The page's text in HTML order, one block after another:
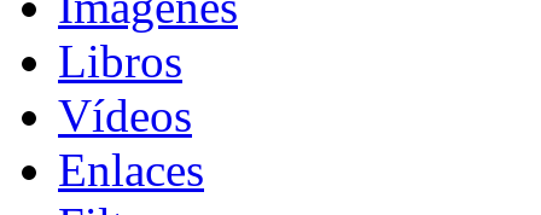
Libros
Vídeos
Enlaces